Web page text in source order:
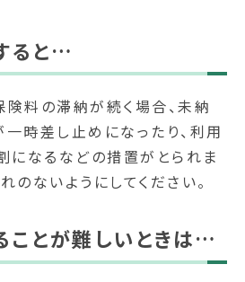
ると…
料の滞納が続く場合、未納
時差し止めになったり、利用
なるなどの措置がとられま
のないようにしてください。
ことが難しいときは…